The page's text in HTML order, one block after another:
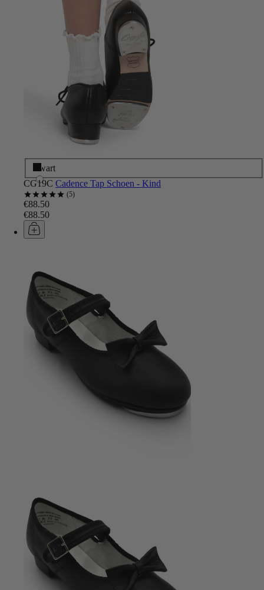
Zwart
CG19C Cadence Tap Schoen - Kind
5
€88.50
€88.50